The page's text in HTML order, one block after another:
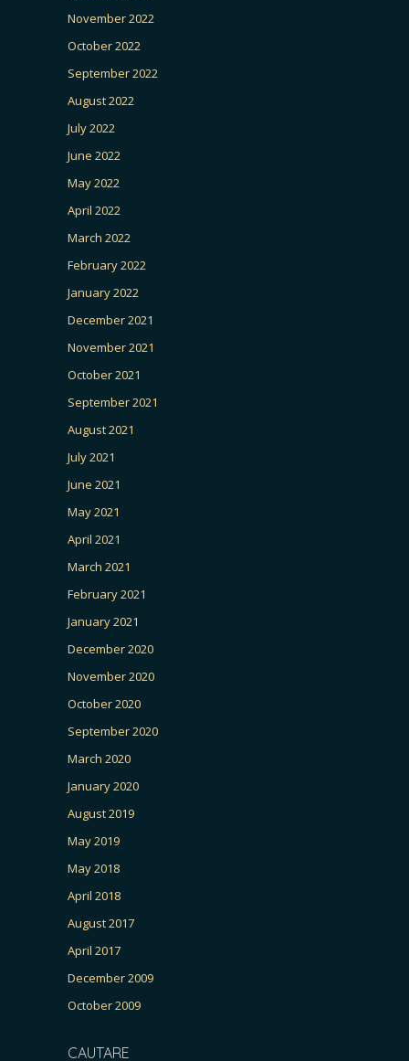
November 2022
October 2022
September 2022
August 2022
July 2022
June 2022
May 2022
April 2022
March 2022
February 2022
January 2022
December 2021
November 2021
October 2021
September 2021
August 2021
July 2021
June 2021
May 2021
April 2021
March 2021
February 2021
January 2021
December 2020
November 2020
October 2020
September 2020
March 2020
January 2020
August 2019
May 2019
May 2018
April 2018
August 2017
April 2017
December 2009
October 2009
CAUTARE